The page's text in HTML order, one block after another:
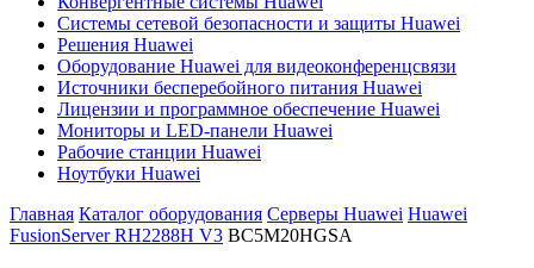
Системы сетевой безопасности и защиты Huawei
Решения Huawei
Оборудование Huawei для видеоконференцсвязи
Источники бесперебойного питания Huawei
Лицензии и программное обеспечение Huawei
Мониторы и LED-панели Huawei
Рабочие станции Huawei
Ноутбуки Huawei
Главная Каталог оборудования Серверы Huawei Huawei
FusionServer RH2288H V3 BC5M20HGSA